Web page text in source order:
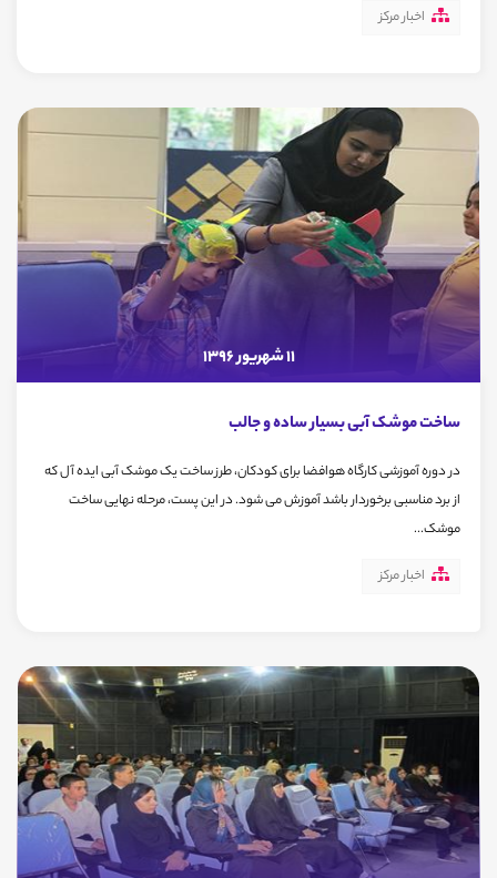
اخبار مرکز
11 شهریور 1396
ساخت موشک آبی بسیار ساده و جالب
در دوره آموزشی کارگاه هوافضا برای کودکان، طرز ساخت یک موشک آبی ایده آل که
از برد مناسبی برخوردار باشد آموزش می شود. در این پست، مرحله نهایی ساخت
موشک...
اخبار مرکز